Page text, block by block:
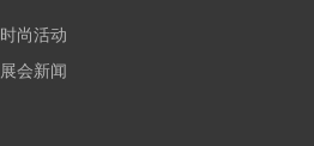
时尚活动
展会新闻